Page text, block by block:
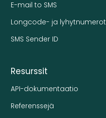
E-mail to SMS
Longcode- ja lyhytnumerot
SMS Sender ID
Resurssit
API-dokumentaatio
Referenssejä